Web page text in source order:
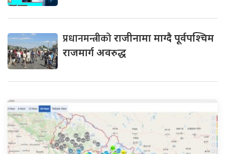
प्रधानमन्त्रीकोराजीनामा माग्दै पूर्वपश्चिम
राजमार्ग अवरुद्ध